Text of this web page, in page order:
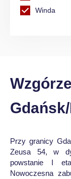
Winda
Przy granicy
Zeusa 54, w
powstanie I
Nowoczesna